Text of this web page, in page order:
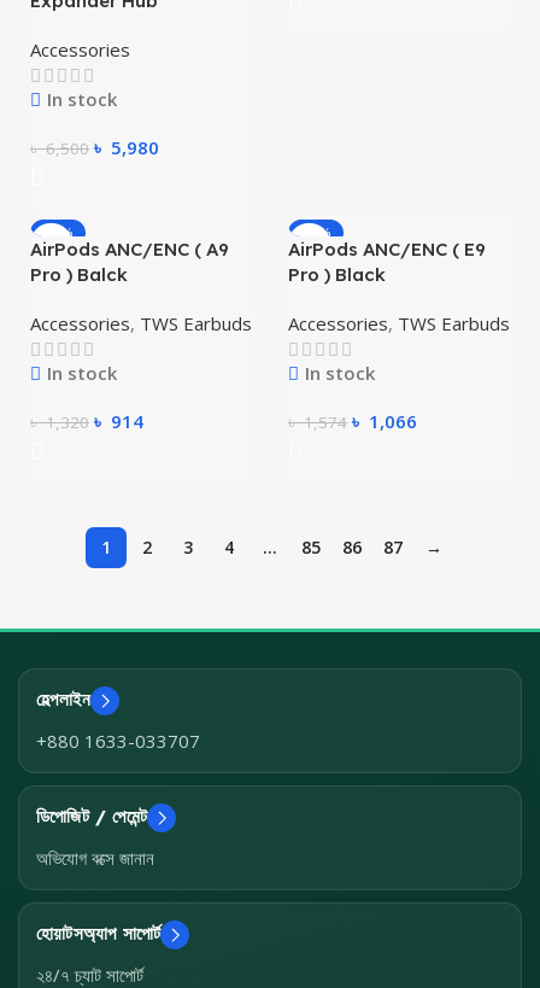
Accessories
In stock
৳6,500 ৳ 5,980
-31%
AirPods ANC/ENC ( A9
Pro ) Balck
Accessories, TWS Earbuds
In stock
৳1,320 ৳ 914
-32%
AirPods ANC/ENC ( E9
Pro ) Black
Accessories, TWS Earbuds
In stock
৳1,574 ৳ 1,066
1 2 3 4 … 85 86 87 →
হেল্পলাইন
+880 1633-033707
ডিপোজিট / পেমেন্ট
অভিযোগ বক্সে জানান
হোয়াটসঅ্যাপ সাপোর্ট
২৪/৭ চ্যাট সাপোর্ট